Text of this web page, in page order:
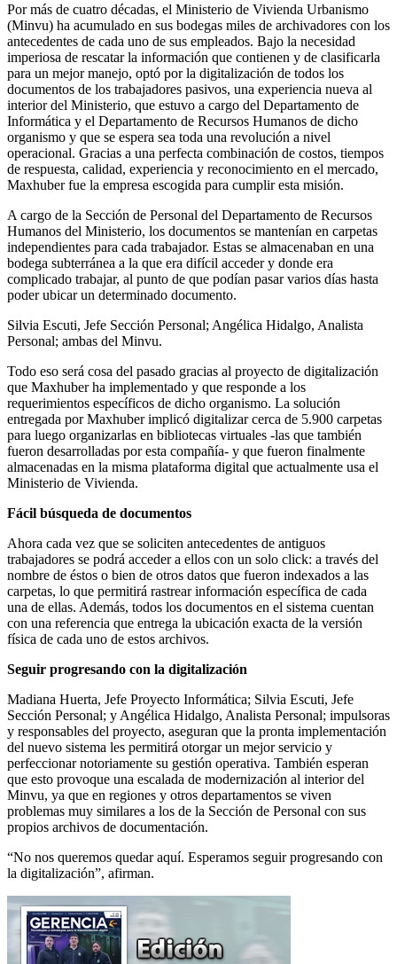
Por más de cuatro décadas, el Ministerio de Vivienda Urbanismo
(Minvu) ha acumulado en sus bodegas miles de archivadores con los
antecedentes de cada uno de sus empleados. Bajo la necesidad
imperiosa de rescatar la información que contienen y de clasificarla
para un mejor manejo, optó por la digitalización de todos los
documentos de los trabajadores pasivos, una experiencia nueva al
interior del Ministerio, que estuvo a cargo del Departamento de
Informática y el Departamento de Recursos Humanos de dicho
organismo y que se espera sea toda una revolución a nivel
operacional. Gracias a una perfecta combinación de costos, tiempos
de respuesta, calidad, experiencia y reconocimiento en el mercado,
Maxhuber fue la empresa escogida para cumplir esta misión.
A cargo de la Sección de Personal del Departamento de Recursos
Humanos del Ministerio, los documentos se mantenían en carpetas
independientes para cada trabajador. Estas se almacenaban en una
bodega subterránea a la que era difícil acceder y donde era
complicado trabajar, al punto de que podían pasar varios días hasta
poder ubicar un determinado documento.
Silvia Escuti, Jefe Sección Personal; Angélica Hidalgo, Analista
Personal; ambas del Minvu.
Todo eso será cosa del pasado gracias al proyecto de digitalización
que Maxhuber ha implementado y que responde a los
requerimientos específicos de dicho organismo. La solución
entregada por Maxhuber implicó digitalizar cerca de 5.900 carpetas
para luego organizarlas en bibliotecas virtuales -las que también
fueron desarrolladas por esta compañía- y que fueron finalmente
almacenadas en la misma plataforma digital que actualmente usa el
Ministerio de Vivienda.
Fácil búsqueda de documentos
Ahora cada vez que se soliciten antecedentes de antiguos
trabajadores se podrá acceder a ellos con un solo click: a través del
nombre de éstos o bien de otros datos que fueron indexados a las
carpetas, lo que permitirá rastrear información específica de cada
una de ellas. Además, todos los documentos en el sistema cuentan
con una referencia que entrega la ubicación exacta de la versión
física de cada uno de estos archivos.
Seguir progresando con la digitalización
Madiana Huerta, Jefe Proyecto Informática; Silvia Escuti, Jefe
Sección Personal; y Angélica Hidalgo, Analista Personal; impulsoras
y responsables del proyecto, aseguran que la pronta implementación
del nuevo sistema les permitirá otorgar un mejor servicio y
perfeccionar notoriamente su gestión operativa. También esperan
que esto provoque una escalada de modernización al interior del
Minvu, ya que en regiones y otros departamentos se viven
problemas muy similares a los de la Sección de Personal con sus
propios archivos de documentación.
“No nos queremos quedar aquí. Esperamos seguir progresando con
la digitalización”, afirman.